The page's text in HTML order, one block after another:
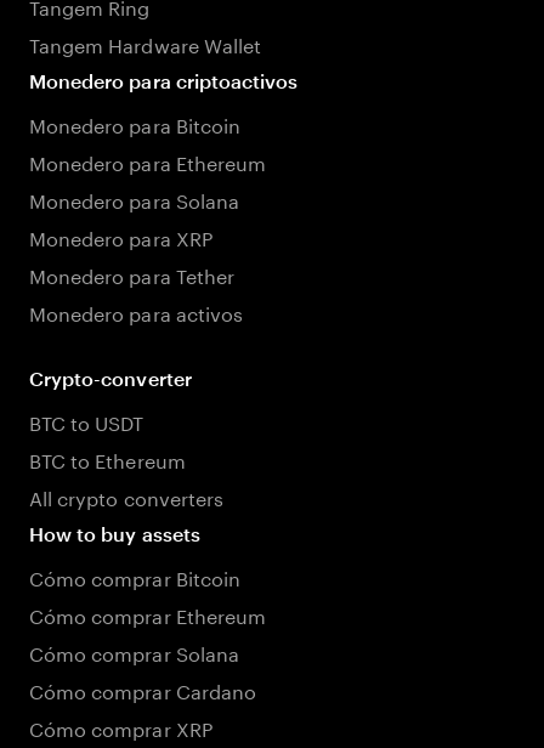
Tangem Hardware Wallet
Monedero para criptoactivos
Monedero para Bitcoin
Monedero para Ethereum
Monedero para Solana
Monedero para XRP
Monedero para Tether
Monedero para activos
Crypto-converter
BTC to USDT
BTC to Ethereum
All crypto converters
How to buy assets
Cómo comprar Bitcoin
Cómo comprar Ethereum
Cómo comprar Solana
Cómo comprar Cardano
Cómo comprar XRP